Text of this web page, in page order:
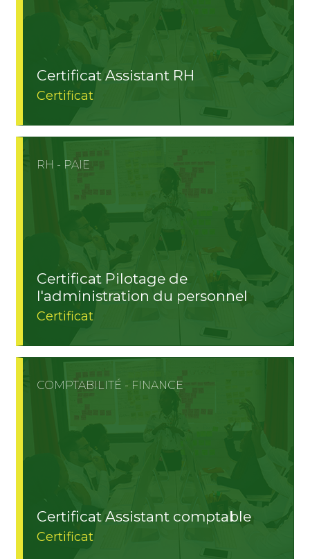
Certificat Assistant RH
Certificat
RH - PAIE
Certificat Pilotage de
l'administration du personnel
Certificat
COMPTABILITÉ - FINANCE
Certificat Assistant comptable
Certificat